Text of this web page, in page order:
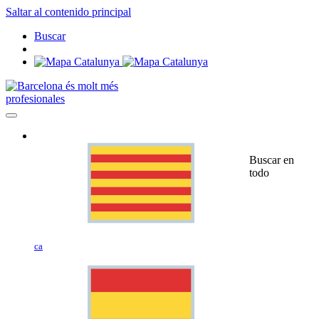
Saltar al contenido principal
Buscar
profesionales
ca
Buscar en
todo